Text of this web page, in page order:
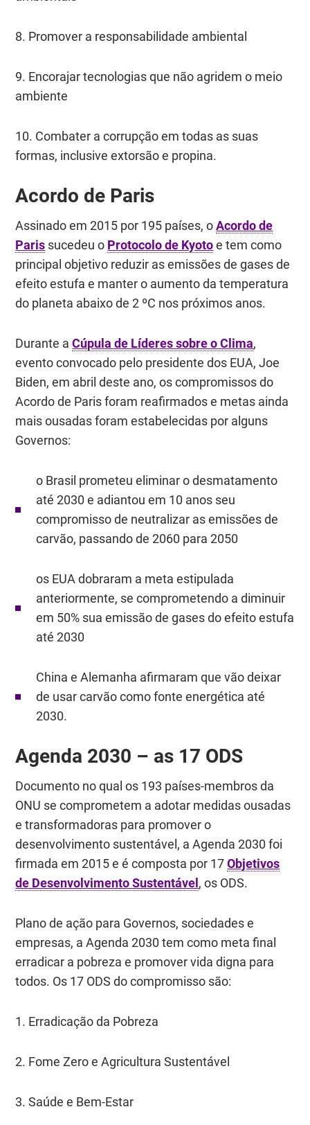
8. Promover a responsabilidade ambiental
9. Encorajar tecnologias que não agridem o meio
ambiente
10. Combater a corrupção em todas as suas
formas, inclusive extorsão e propina.
Acordo de Paris
Assinado em 2015 por 195 países, oAcordo de
Paris sucedeu o Protocolo de Kyotoe tem como
principal objetivo reduzir as emissões de gases de
efeito estufa e manter o aumento da temperatura
do planeta abaixo de 2 ºC nos próximos anos.
Durante aCúpula de Líderes sobre o Clima,
evento convocado pelo presidente dos EUA, Joe
Biden, em abril deste ano, os compromissos do
Acordo de Paris foram reafirmados e metas ainda
mais ousadas foram estabelecidas por alguns
Governos:
o Brasil prometeu eliminar o desmatamento
até 2030 e adiantou em 10 anos seu
compromisso de neutralizar as emissões de
carvão, passando de 2060 para 2050
os EUA dobraram a meta estipulada
anteriormente, se comprometendo a diminuir
em 50% sua emissão de gases do efeito estufa
até 2030
China e Alemanha afirmaram que vão deixar
de usar carvão como fonte energética até
2030.
Agenda 2030 – as 17 ODS
Documento no qual os 193 países-membros da
ONU se comprometem a adotar medidas ousadas
e transformadoras para promover o
desenvolvimento sustentável, a Agenda 2030 foi
firmada em 2015 e é composta por 17Objetivos
de Desenvolvimento Sustentável, os ODS.
Plano de ação para Governos, sociedades e
empresas, a Agenda 2030 tem como meta final
erradicar a pobreza e promover vida digna para
todos. Os 17 ODS do compromisso são:
1. Erradicação da Pobreza
2. Fome Zero e Agricultura Sustentável
3. Saúde e Bem-Estar